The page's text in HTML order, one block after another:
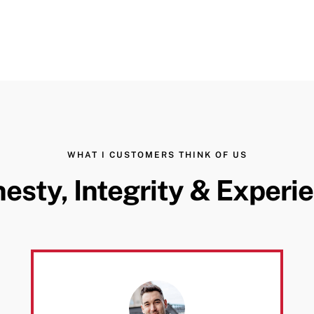
WHAT I CUSTOMERS THINK OF US
Integrity &